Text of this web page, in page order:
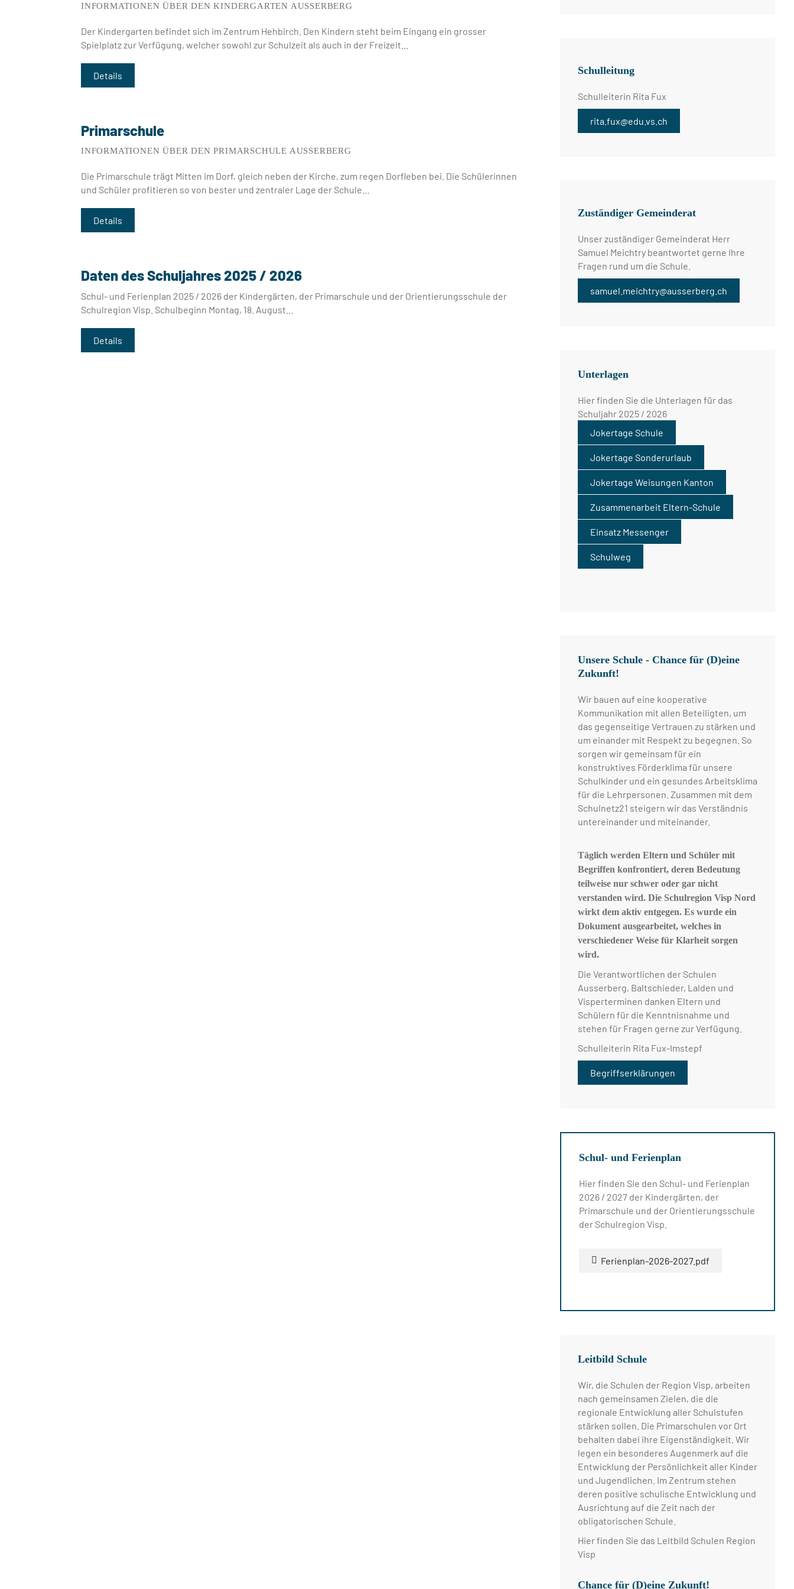
Schulleitung
Schulleiterin Rita Fux
rita.fux@edu.vs.ch
Zuständiger Gemeinderat
Unser zuständiger Gemeinderat Herr
Samuel Meichtry beantwortet gerne Ihre
Fragen rund um die Schule.
samuel.meichtry@ausserberg.ch
Unterlagen
Hier finden Sie die Unterlagen für das
Schuljahr 2025 / 2026
Jokertage Schule
Jokertage Sonderurlaub
Jokertage Weisungen Kanton
Zusammenarbeit Eltern-Schule
Einsatz Messenger
Schulweg
Unsere Schule - Chance für (D)eine
Zukunft!
Wir bauen auf eine kooperative
Kommunikation mit allen Beteiligten, um
das gegenseitige Vertrauen zu stärken und
um einander mit Respekt zu begegnen. So
sorgen wir gemeinsam für ein
konstruktives Förderklima für unsere
Schulkinder und ein gesundes Arbeitsklima
für die Lehrpersonen. Zusammen mit dem
Schulnetz21 steigern wir das Verständnis
untereinander und miteinander.
Täglich werden Eltern und Schüler mit
Begriffen konfrontiert, deren Bedeutung
teilweise nur schwer oder gar nicht
verstanden wird. Die Schulregion Visp Nord
wirkt dem aktiv entgegen. Es wurde ein
Dokument ausgearbeitet, welches in
verschiedener Weise für Klarheit sorgen
wird.
Die Verantwortlichen der Schulen
Ausserberg, Baltschieder, Lalden und
Visperterminen danken Eltern und
Schülern für die Kenntnisnahme und
stehen für Fragen gerne zur Verfügung.
Schulleiterin Rita Fux-Imstepf
Begriffserklärungen
Schul- und Ferienplan
Hier finden Sie den Schul- und Ferienplan
2026 / 2027 der Kindergärten, der
Primarschule und der Orientierungsschule
der Schulregion Visp.
Ferienplan-2026-2027.pdf
Leitbild Schule
Wir, die Schulen der Region Visp, arbeiten
nach gemeinsamen Zielen, die die
regionale Entwicklung aller Schulstufen
stärken sollen. Die Primarschulen vor Ort
behalten dabei ihre Eigenständigkeit. Wir
legen ein besonderes Augenmerk auf die
Entwicklung der Persönlichkeit aller Kinder
und Jugendlichen. Im Zentrum stehen
deren positive schulische Entwicklung und
Ausrichtung auf die Zeit nach der
obligatorischen Schule.
Hier finden Sie das Leitbild Schulen Region
Visp
Chance für (D)eine Zukunft!
INFORMATIONEN ÜBER DEN KINDERGARTEN AUSSERBERG
Der Kindergarten befindet sich im Zentrum Hehbirch. Den Kindern steht beim Eingang ein grosser
Spielplatz zur Verfügung, welcher sowohl zur Schulzeit als auch in der Freizeit…
Details
Primarschule
INFORMATIONEN ÜBER DEN PRIMARSCHULE AUSSERBERG
Die Primarschule trägt Mitten im Dorf, gleich neben der Kirche, zum regen Dorfleben bei. Die Schülerinnen
und Schüler profitieren so von bester und zentraler Lage der Schule…
Details
Daten des Schuljahres 2025 / 2026
Schul- und Ferienplan 2025 / 2026 der Kindergärten, der Primarschule und der Orientierungsschule der
Schulregion Visp. Schulbeginn Montag, 18. August…
Details